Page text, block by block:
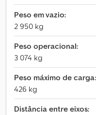
Peso em vazio:
2 950 kg
Peso operacional:
3 074 kg
Peso máximo de carga:
426 kg
Distância entre eixos: